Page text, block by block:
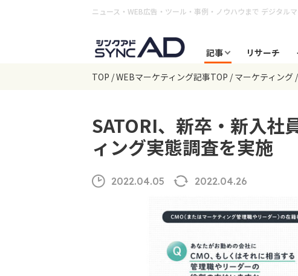
ニュース・WEB広告・ツール・事例・ノウハウまで デジタル
記事 リサーチ
TOP WEBマーケティング記事TOP マーケティング
SATORI、新卒・新入社
ィング実態調査を実施
2022.04.05 2022.04.26